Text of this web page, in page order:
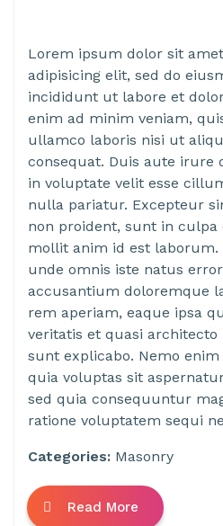
Lorem ipsum dolor sit
adipisicing elit, sed do
incididunt ut labore et
enim ad minim veniam,
ullamco laboris nisi ut
consequat. Duis aute irure
in voluptate velit esse
nulla pariatur. Excepteur
non proident, sunt in
mollit anim id est laborum.
unde omnis iste natus
accusantium doloremque
rem aperiam, eaque ipsa
veritatis et quasi architecto
sunt explicabo. Nemo
quia voluptas sit
sed quia consequuntur
ratione voluptatem sequi
Categories: Masonry
Read More